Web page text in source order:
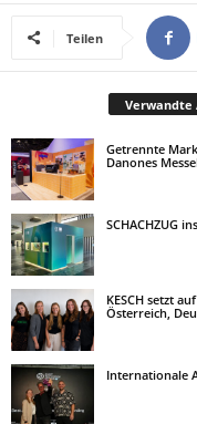
Teilen
Getrennte
Danones
SCHACHZUG
KESCH setzt
Österreich,
Internationale